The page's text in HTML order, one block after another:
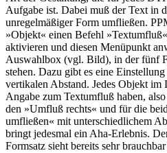
Aufgabe ist. Dabei muß der Text in
unregelmäßiger Form umfließen.
»Objekt« einen Befehl
aktivieren und diesen Menüpunkt
Auswahlbox (vgl. Bild), in der fünf
stehen. Dazu gibt es eine
vertikalen Abstand. Jedes Objekt im
Angabe zum Textumfluß haben,
den »Umfluß rechts« und für die
umfließen« mit unterschiedlichem
bringt jedesmal ein Aha-Erlebnis.
Formsatz sieht bereits sehr brauchbar